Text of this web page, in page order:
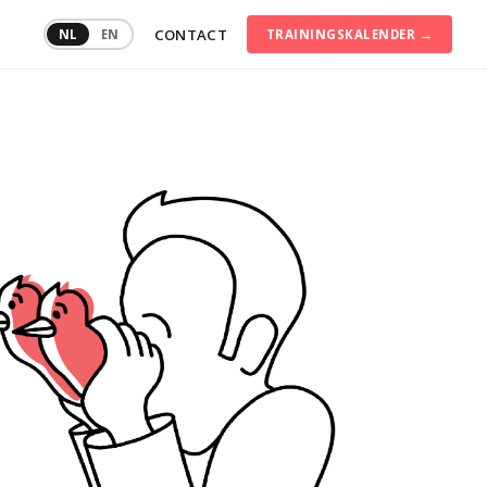
Consumentengedrag
transformatie
Duurzame
inzetbaarheid
Persoonlijke
effectiviteit
NL EN CONTACT TRAININGSKALENDER →